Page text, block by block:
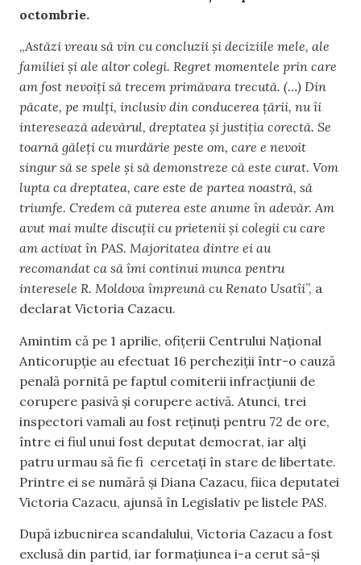
octombrie.
„Astăzi vreau să vin cu concluzii și deciziile mele, ale
familiei și ale altor colegi. Regret momentele prin care
am fost nevoiți să trecem primăvara trecută. (…) Din
păcate, pe mulți, inclusiv din conducerea țării, nu îi
interesează adevărul, dreptatea și justiția corectă. Se
toarnă găleți cu murdărie peste om, care e nevoit
singur să se spele și să demonstreze că este curat. Vom
lupta ca dreptatea, care este de partea noastră, să
triumfe. Credem că puterea este anume în adevăr. Am
avut mai multe discuții cu prietenii și colegii cu care
am activat în PAS. Majoritatea dintre ei au
recomandat ca să îmi continui munca pentru
interesele R. Moldova împreună cu Renato Usatîi”, a
declarat Victoria Cazacu.
Amintim că pe 1 aprilie, ofițerii Centrului Național
Anticorupție au efectuat 16 percheziții într-o cauză
penală pornită pe faptul comiterii infracțiunii de
corupere pasivă şi corupere activă. Atunci, trei
inspectori vamali au fost reținuți pentru 72 de ore,
între ei fiul unui fost deputat democrat, iar alți
patru urmau să fie fi cercetați în stare de libertate.
Printre ei se numără și Diana Cazacu, fiica deputatei
Victoria Cazacu, ajunsă în Legislativ pe listele PAS.
După izbucnirea scandalului, Victoria Cazacu a fost
exclusă din partid, iar formațiunea i-a cerut să-și